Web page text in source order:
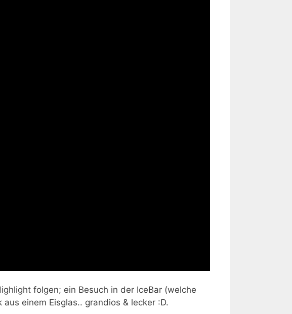
folgen; ein Besuch in der IceBar (welche
einem Eisglas.. grandios & lecker :D.